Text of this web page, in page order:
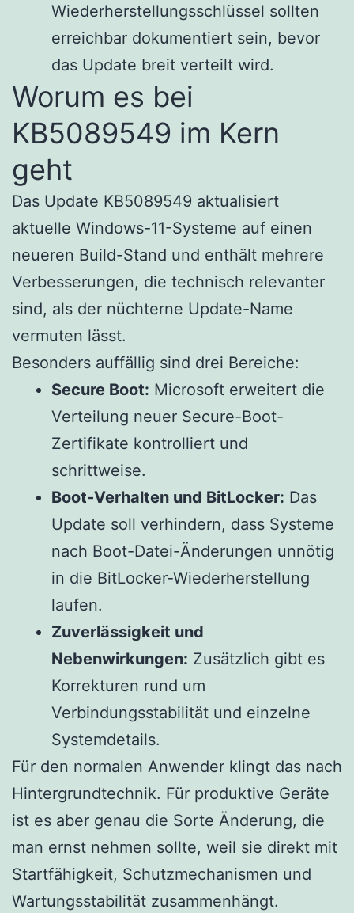
Wiederherstellungsschlüssel sollten
erreichbar dokumentiert sein, bevor
das Update breit verteilt wird.
Worum es bei
KB5089549 im Kern
geht
Das Update KB5089549 aktualisiert
aktuelle Windows-11-Systeme auf einen
neueren Build-Stand und enthält mehrere
Verbesserungen, die technisch relevanter
sind, als der nüchterne Update-Name
vermuten lässt.
Besonders auffällig sind drei Bereiche:
Secure Boot: Microsoft erweitert die
Verteilung neuer Secure-Boot-
Zertifikate kontrolliert und
schrittweise.
Boot-Verhalten und BitLocker: Das
Update soll verhindern, dass Systeme
nach Boot-Datei-Änderungen unnötig
in die BitLocker-Wiederherstellung
laufen.
Zuverlässigkeit und
Nebenwirkungen: Zusätzlich gibt es
Korrekturen rund um
Verbindungsstabilität und einzelne
Systemdetails.
Für den normalen Anwender klingt das nach
Hintergrundtechnik. Für produktive Geräte
ist es aber genau die Sorte Änderung, die
man ernst nehmen sollte, weil sie direkt mit
Startfähigkeit, Schutzmechanismen und
Wartungsstabilität zusammenhängt.